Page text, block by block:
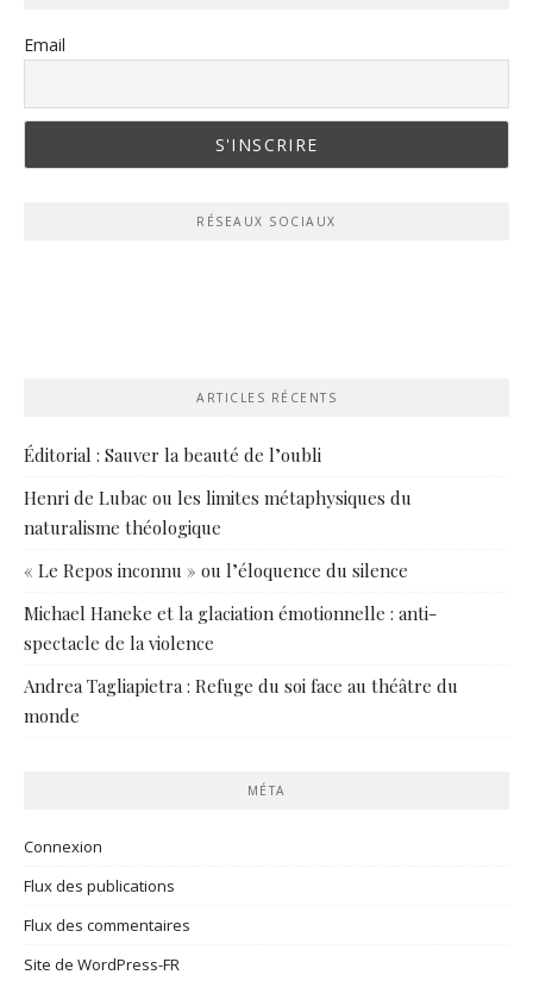
Email
RÉSEAUX SOCIAUX
ARTICLES RÉCENTS
Éditorial : Sauver la beauté de l’oubli
Henri de Lubac ou les limites métaphysiques du
naturalisme théologique
« Le Repos inconnu » ou l’éloquence du silence
Michael Haneke et la glaciation émotionnelle : anti-
spectacle de la violence
Andrea Tagliapietra : Refuge du soi face au théâtre du
monde
MÉTA
Connexion
Flux des publications
Flux des commentaires
Site de WordPress-FR